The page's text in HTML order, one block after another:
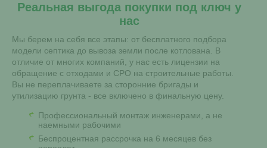
Реальная выгода покупки под ключ у
нас
Мы берем на себя все этапы: от бесплатного подбора
модели септика до вывоза земли после котлована. В
отличие от многих компаний, у нас есть лицензии на
обращение с отходами и СРО на строительные работы.
Вы не переплачиваете за сторонние бригады и
утилизацию грунта - все включено в финальную цену.
Профессиональный монтаж инженерами, а не
наемными рабочими
Беспроцентная рассрочка на 6 месяцев без